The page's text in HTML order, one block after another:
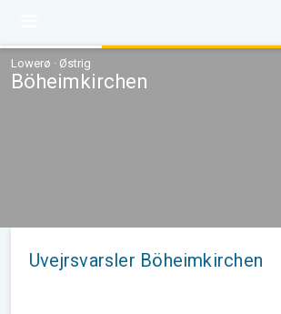
Lowerø · Østrig
Böheimkirchen
Uvejrsvarsler Böheimkirchen